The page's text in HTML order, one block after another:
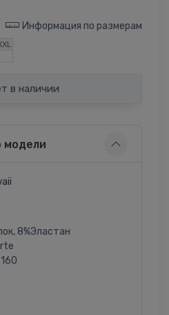
Информация по размерам
в наличии
модели
8%Эластан
160